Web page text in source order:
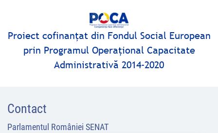
Proiect cofinanţat din Fondul Social European
prin Programul Operaţional Capacitate
Administrativă 2014-2020
Contact
Parlamentul României SENAT